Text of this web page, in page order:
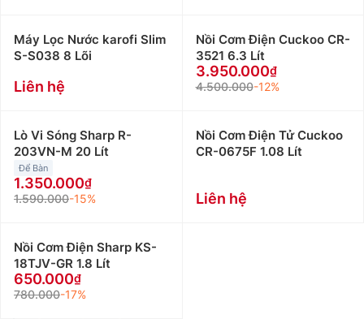
Máy Lọc Nước karofi Slim
S-S038 8 Lõi
Liên hệ
Nồi Cơm Điện Cuckoo CR-
3521 6.3 Lít
3.950.000
4.500.000-12%
Lò Vi Sóng Sharp R-
203VN-M 20 Lít
Để Bàn
1.350.000
1.590.000-15%
Nồi Cơm Điện Tử Cuckoo
CR-0675F 1.08 Lít
Liên hệ
Nồi Cơm Điện Sharp KS-
18TJV-GR 1.8 Lít
650.000
780.000-17%